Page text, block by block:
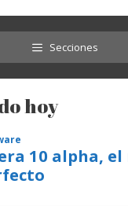
Secciones
hoy